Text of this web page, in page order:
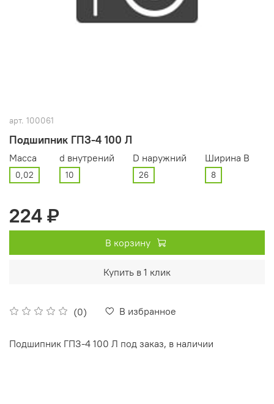
арт. 100061
Подшипник ГПЗ-4 100 Л
(0) В избранное
Масса
0,02
d внутрений
10
D наружний
26
Ширина В
8
224 ₽
В корзину
Купить в 1 клик
Подшипник ГПЗ-4 100 Л под заказ, в наличии